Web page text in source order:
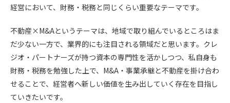
経営において、財務・税務と同じくらい重要なテーマです。
不動産×M&Aというテーマは、地域で取り組んでいるところはま
だ少ない一方で、業界的にも注目される領域だと思います。クレ
ジオ・パートナーズが持つ資本の専門性を活かしつつ、私自身も
財務・税務を勉強した上で、M&A・事業承継と不動産を掛け合わ
せることで、経営者へ新しい価値を生み出していく存在を目指し
ていきたいです。